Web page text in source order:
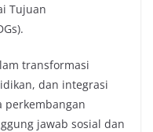
Tujuan
transformasi
dan integrasi
perkembangan
jawab sosial dan